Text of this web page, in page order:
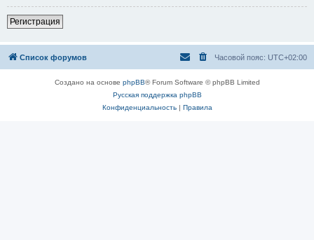
Регистрация
Список форумов Часовой пояс: UTC+02:00
Создано на основе phpBB® Forum Software © phpBB Limited
Русская поддержка phpBB
Конфиденциальность| Правила